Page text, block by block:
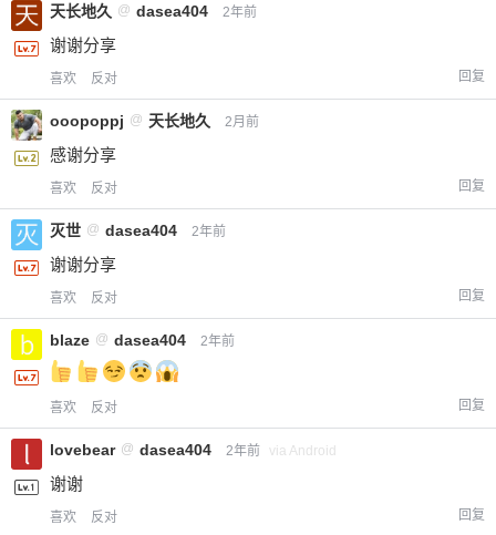
立刻支付
天长地久 @ dasea404 2年前
谢谢分享
喜欢 反对 回复
ooopoppj @ 天长地久 2月前
感谢分享
喜欢 反对 回复
灭世 @ dasea404 2年前
谢谢分享
喜欢 反对 回复
blaze @ dasea404 2年前
喜欢 反对 回复
lovebear @ dasea404 2年前 via Android
谢谢
喜欢 反对 回复